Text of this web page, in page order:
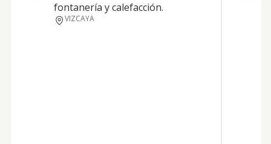
fontanería y calefacción.
VIZCAYA